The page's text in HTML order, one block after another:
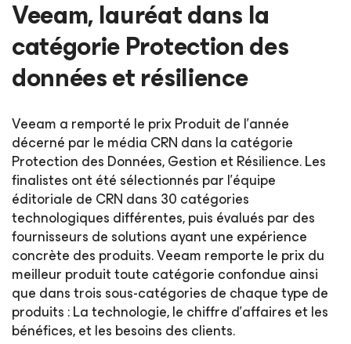
Veeam, lauréat dans la
catégorie Protection des
données et résilience
Veeam a remporté le prix Produit de l’année
décerné par le média CRN dans la catégorie
Protection des Données, Gestion et Résilience. Les
finalistes ont été sélectionnés par l’équipe
éditoriale de CRN dans 30 catégories
technologiques différentes, puis évalués par des
fournisseurs de solutions ayant une expérience
concrète des produits. Veeam remporte le prix du
meilleur produit toute catégorie confondue ainsi
que dans trois sous-catégories de chaque type de
produits : La technologie, le chiffre d’affaires et les
bénéfices, et les besoins des clients.